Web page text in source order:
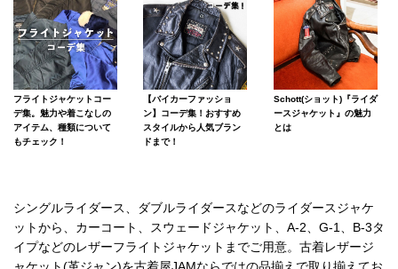
フライトジャケットコー
デ集。魅力や着こなしの
アイテム、種類について
もチェック！
【バイカーファッショ
ン】コーデ集！おすすめ
スタイルから人気ブラン
ドまで！
Schott(ショット)『ライダ
ースジャケット』の魅力
とは
シングルライダース、ダブルライダースなどのライダースジャケ
ットから、カーコート、スウェードジャケット、A-2、G-1、B-3タ
イプなどのレザーフライトジャケットまでご用意。古着レザージ